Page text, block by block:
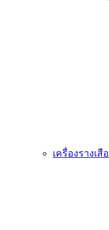
เครื่องรางเสือ